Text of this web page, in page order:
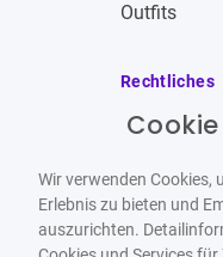
Outfits
Rechtliches
Impressum
Wir verwenden Cookies,
Erlebnis zu bieten und
auszurichten.